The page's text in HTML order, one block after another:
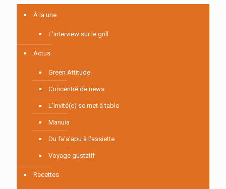
À la une
L'interview sur le grill
Actus
Green Attitude
Concentré de news
L'invité(e) se met à table
Manuia
Du fa'a'apu à l'assiette
Voyage gustatif
Recettes